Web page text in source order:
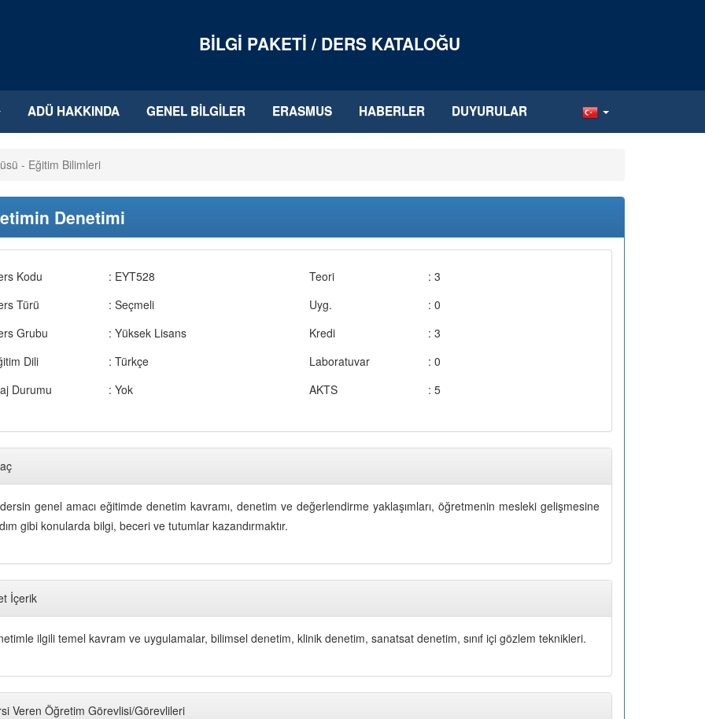
BILGI PAKETI / DERS KATALOĞU
ADÜ HAKKINDA GENEL BILGILER ERASMUS HABERLER DUYURULAR
- Eğitim Bilimleri
Denetimi
Kodu
: EYT528
Türü
: Seçmeli
Grubu
: Yüksek Lisans
Dili
: Türkçe
Durumu
: Yok
Teori
: 3
Uyg.
: 0
Kredi
: 3
Laboratuvar
: 0
AKTS
: 5
genel amacı eğitimde denetim kavramı, denetim ve değerlendirme yaklaşımları, öğretmenin mesleki gelişmesine
gibi konularda bilgi, beceri ve tutumlar kazandırmaktır.
İçerik
ilgili temel kavram ve uygulamalar, bilimsel denetim, klinik denetim, sanatsat denetim, sınıf içi gözlem teknikleri.
Veren Öğretim Görevlisi/Görevlileri